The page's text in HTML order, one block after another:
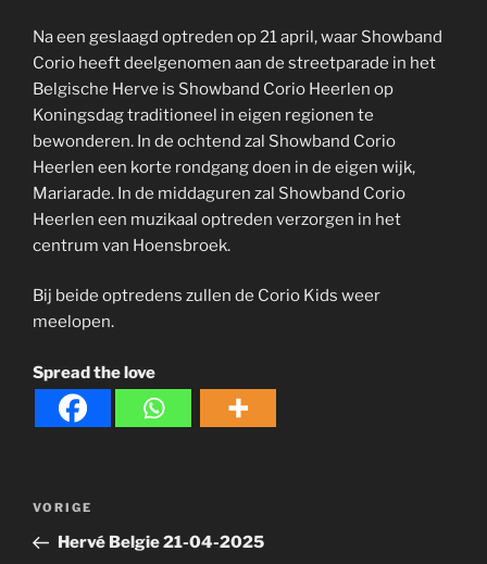
Na een geslaagd optreden op 21 april, waar Showband
Corio heeft deelgenomen aan de streetparade in het
Belgische Herve is Showband Corio Heerlen op
Koningsdag traditioneel in eigen regionen te
bewonderen. In de ochtend zal Showband Corio
Heerlen een korte rondgang doen in de eigen wijk,
Mariarade. In de middaguren zal Showband Corio
Heerlen een muzikaal optreden verzorgen in het
centrum van Hoensbroek.
Bij beide optredens zullen de Corio Kids weer
meelopen.
Spread the love
Bericht
Vorig
bericht
VORIGE
Hervé Belgie 21-04-2025